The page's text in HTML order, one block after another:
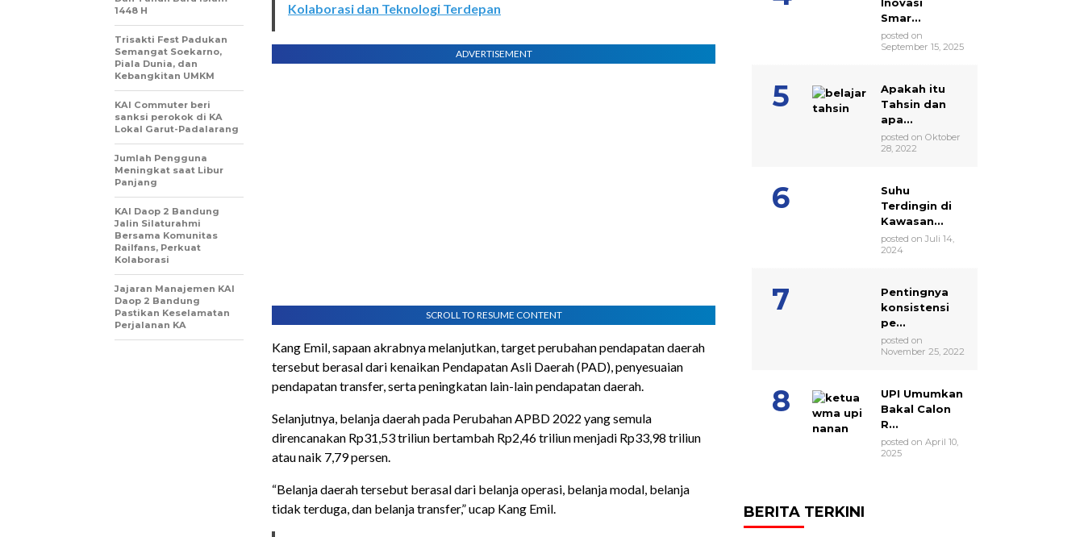
Kolaborasi dan Teknologi Terdepan
ADVERTISEMENT
SCROLL TO RESUME CONTENT
Kang Emil, sapaan akrabnya melanjutkan, target perubahan pendapatan daerah
tersebut berasal dari kenaikan Pendapatan Asli Daerah (PAD), penyesuaian
pendapatan transfer, serta peningkatan lain-lain pendapatan daerah.
Selanjutnya, belanja daerah pada Perubahan APBD 2022 yang semula
direncanakan Rp31,53 triliun bertambah Rp2,46 triliun menjadi Rp33,98 triliun
atau naik 7,79 persen.
“Belanja daerah tersebut berasal dari belanja operasi, belanja modal, belanja
tidak terduga, dan belanja transfer,” ucap Kang Emil.
1448 H
Trisakti Fest Padukan
Semangat Soekarno,
Piala Dunia, dan
Kebangkitan UMKM
KAI Commuter beri
sanksi perokok di KA
Lokal Garut-Padalarang
Jumlah Pengguna
Meningkat saat Libur
Panjang
KAI Daop 2 Bandung
Jalin Silaturahmi
Bersama Komunitas
Railfans, Perkuat
Kolaborasi
Jajaran Manajemen KAI
Daop 2 Bandung
Pastikan Keselamatan
Perjalanan KA
Smar...
posted on
September 15, 2025
Apakah itu
Tahsin dan
apa...
posted on Oktober
28, 2022
Suhu
Terdingin di
Kawasan...
posted on Juli 14,
2024
Pentingnya
konsistensi
pe...
posted on
November 25, 2022
UPI Umumkan
Bakal Calon
R...
posted on April 10,
2025
BERITA TERKINI